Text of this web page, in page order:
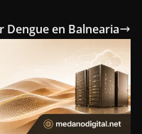
r
m
Dengue en Balnearia